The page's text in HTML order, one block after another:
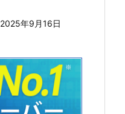
2025年9月16日